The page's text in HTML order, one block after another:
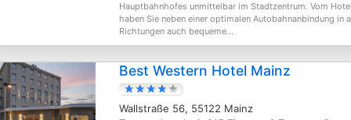
Hauptbahnhofes unmittelbar im Stadtzentrum. Vom
haben Sie neben einer optimalen Autobahnanbindung in
Richtungen auch bequeme...
Best Western Hotel Mainz
Wallstraße 56, 55122 Mainz